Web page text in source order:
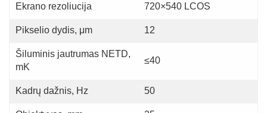
Ekrano rezoliucija 720×540 LCOS
Pikselio dydis, μm 12
Šiluminis jautrumas NETD,
mK
≤40
Kadrų dažnis, Hz 50